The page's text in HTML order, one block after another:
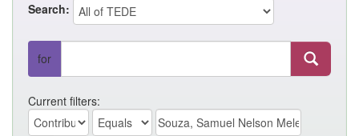
Search:
for
Current filters: